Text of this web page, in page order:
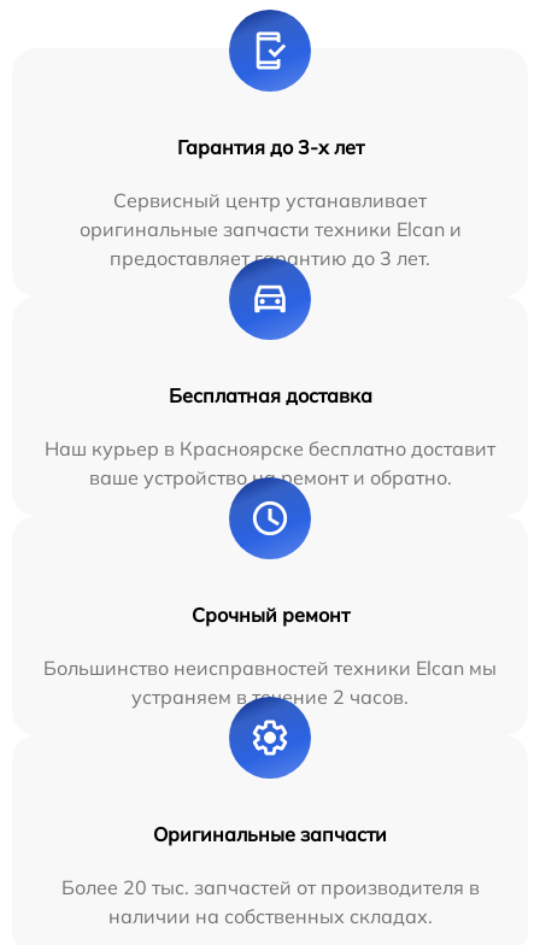
Гарантия до 3-х лет
Сервисный центр устанавливает
оригинальные запчасти техники Elcan и
предоставляет гарантию до 3 лет.
Бесплатная доставка
Наш курьер в Красноярске бесплатно доставит
ваше устройство на ремонт и обратно.
Срочный ремонт
Большинство неисправностей техники Elcan мы
устраняем в течение 2 часов.
Оригинальные запчасти
Более 20 тыс. запчастей от производителя в
наличии на собственных складах.